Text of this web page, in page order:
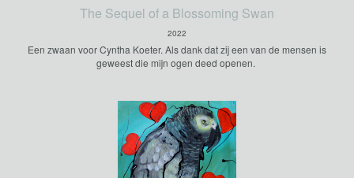
The Sequel of a Blossoming Swan
2022
Een zwaan voor Cyntha Koeter. Als dank dat zij een van de mensen is
geweest die mijn ogen deed openen.